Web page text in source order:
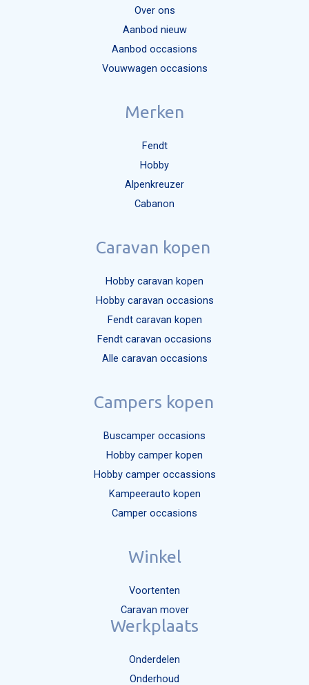
Over ons
Aanbod nieuw
Aanbod occasions
Vouwwagen occasions
Merken
Fendt
Hobby
Alpenkreuzer
Cabanon
Caravan kopen
Hobby caravan kopen
Hobby caravan occasions
Fendt caravan kopen
Fendt caravan occasions
Alle caravan occasions
Campers kopen
Buscamper occasions
Hobby camper kopen
Hobby camper occassions
Kampeerauto kopen
Camper occasions
Winkel
Voortenten
Caravan mover
Werkplaats
Onderdelen
Onderhoud